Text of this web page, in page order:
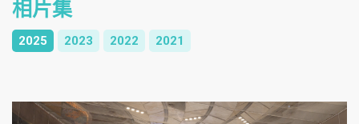
相片集
2025 2023 2022 2021